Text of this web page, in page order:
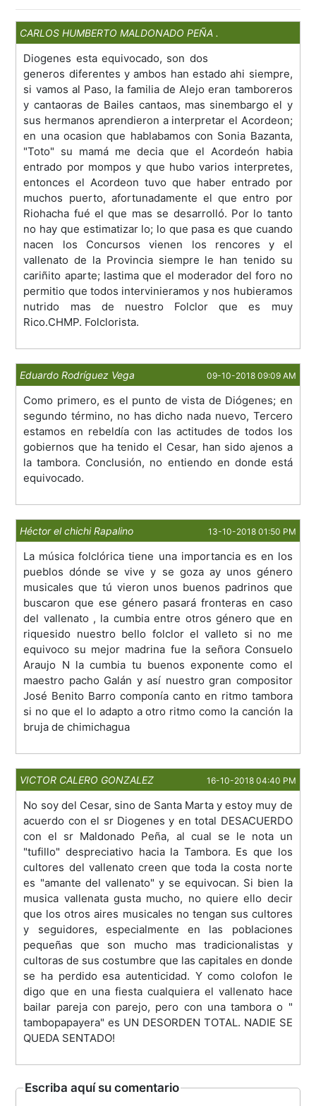
CARLOS HUMBERTO MALDONADO PEÑA .
Diogenes esta equivocado, son dos
generos diferentes y ambos han estado ahi siempre,
si vamos al Paso, la familia de Alejo eran tamboreros
y cantaoras de Bailes cantaos, mas sinembargo el y
sus hermanos aprendieron a interpretar el Acordeon;
en una ocasion que hablabamos con Sonia Bazanta,
"Toto" su mamá me decia que el Acordeón habia
entrado por mompos y que hubo varios interpretes,
entonces el Acordeon tuvo que haber entrado por
muchos puerto, afortunadamente el que entro por
Riohacha fué el que mas se desarrolló. Por lo tanto
no hay que estimatizar lo; lo que pasa es que cuando
nacen los Concursos vienen los rencores y el
vallenato de la Provincia siempre le han tenido su
cariñito aparte; lastima que el moderador del foro no
permitio que todos intervinieramos y nos hubieramos
nutrido mas de nuestro Folclor que es muy
Rico.CHMP. Folclorista.
Eduardo Rodríguez Vega 09-10-2018 09:09 AM
Como primero, es el punto de vista de Diógenes; en
segundo término, no has dicho nada nuevo, Tercero
estamos en rebeldía con las actitudes de todos los
gobiernos que ha tenido el Cesar, han sido ajenos a
la tambora. Conclusión, no entiendo en donde está
equivocado.
Héctor el chichi Rapalino 13-10-2018 01:50 PM
La música folclórica tiene una importancia es en los
pueblos dónde se vive y se goza ay unos género
musicales que tú vieron unos buenos padrinos que
buscaron que ese género pasará fronteras en caso
del vallenato , la cumbia entre otros género que en
riquesido nuestro bello folclor el valleto si no me
equivoco su mejor madrina fue la señora Consuelo
Araujo N la cumbia tu buenos exponente como el
maestro pacho Galán y así nuestro gran compositor
José Benito Barro componía canto en ritmo tambora
si no que el lo adapto a otro ritmo como la canción la
bruja de chimichagua
VICTOR CALERO GONZALEZ 16-10-2018 04:40 PM
No soy del Cesar, sino de Santa Marta y estoy muy de
acuerdo con el sr Diogenes y en total DESACUERDO
con el sr Maldonado Peña, al cual se le nota un
"tufillo" despreciativo hacia la Tambora. Es que los
cultores del vallenato creen que toda la costa norte
es "amante del vallenato" y se equivocan. Si bien la
musica vallenata gusta mucho, no quiere ello decir
que los otros aires musicales no tengan sus cultores
y seguidores, especialmente en las poblaciones
pequeñas que son mucho mas tradicionalistas y
cultoras de sus costumbre que las capitales en donde
se ha perdido esa autenticidad. Y como colofon le
digo que en una fiesta cualquiera el vallenato hace
bailar pareja con parejo, pero con una tambora o "
tambopapayera" es UN DESORDEN TOTAL. NADIE SE
QUEDA SENTADO!
Escriba aquí su comentario